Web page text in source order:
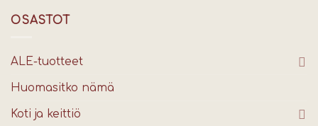
OSASTOT
ALE-tuotteet
Huomasitko nämä
Koti ja keittiö